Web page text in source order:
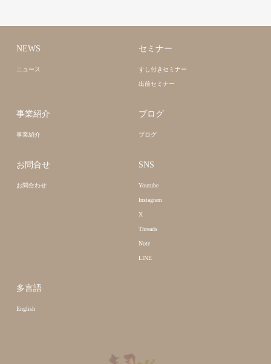
NEWS
ニュース
セミナー
すし付きセミナー
出前セミナー
事業紹介
事業紹介
ブログ
ブログ
お問合せ
お問合わせ
SNS
Youtube
Instagram
X
Threads
Note
LINE
多言語
English